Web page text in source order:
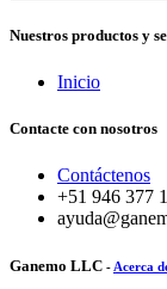
Nuestros productos y
Inicio
Contacte con nosotros
Contáctenos
+51 946 377
Ganemo LLC - Acerca